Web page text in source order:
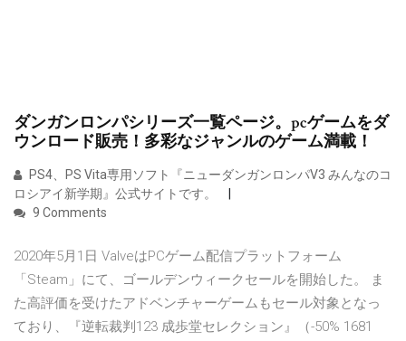
ダンガンロンパシリーズ一覧ページ。pcゲームをダ
ウンロード販売！多彩なジャンルのゲーム満載！
PS4、PS Vita専用ソフト『ニューダンガンロンパV3 みんなのコ
ロシアイ新学期』公式サイトです。
9 Comments
2020年5月1日 ValveはPCゲーム配信プラットフォーム
「Steam」にて、ゴールデンウィークセールを開始した。 ま
た高評価を受けたアドベンチャーゲームもセール対象となっ
ており、『逆転裁判123 成歩堂セレクション』（-50% 1681